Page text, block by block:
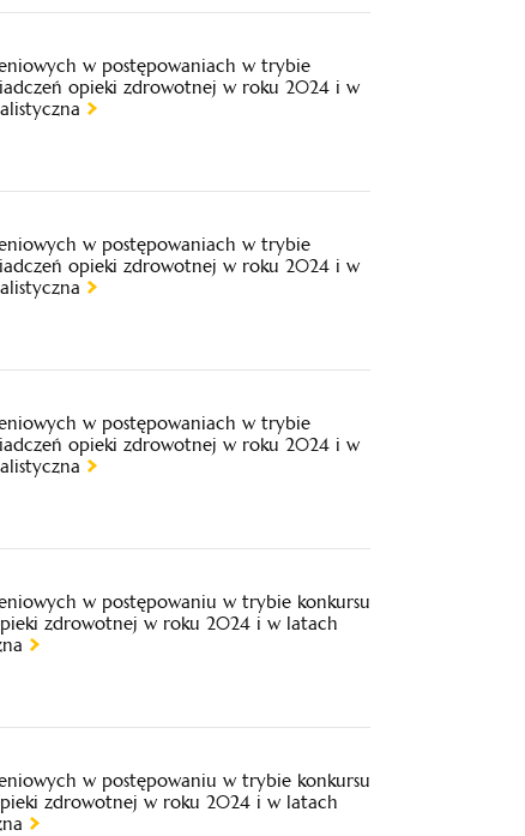
w postępowaniach w trybie
opieki zdrowotnej w roku 2024 i w
w postępowaniach w trybie
opieki zdrowotnej w roku 2024 i w
w postępowaniach w trybie
opieki zdrowotnej w roku 2024 i w
w postępowaniu w trybie konkursu
zdrowotnej w roku 2024 i w latach
w postępowaniu w trybie konkursu
zdrowotnej w roku 2024 i w latach